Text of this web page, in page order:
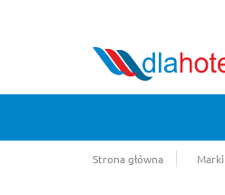
Strona główna Marki